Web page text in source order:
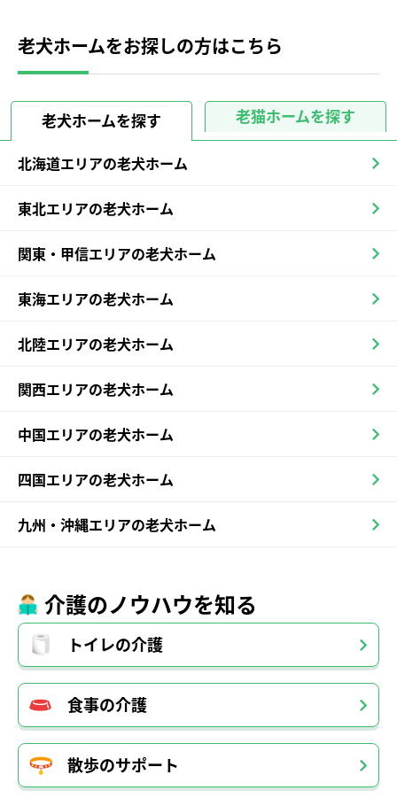
老犬ホームをお探しの方はこちら
老犬ホームを探す 老猫ホームを探す
北海道エリアの老犬ホーム
東北エリアの老犬ホーム
関東・甲信エリアの老犬ホーム
東海エリアの老犬ホーム
北陸エリアの老犬ホーム
関西エリアの老犬ホーム
中国エリアの老犬ホーム
四国エリアの老犬ホーム
九州・沖縄エリアの老犬ホーム
介護のノウハウを知る
トイレの介護
食事の介護
散歩のサポート